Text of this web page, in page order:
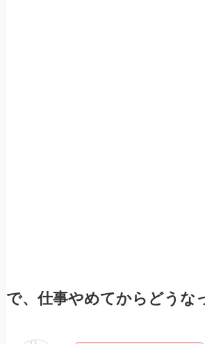
で、仕事やめてからどうな